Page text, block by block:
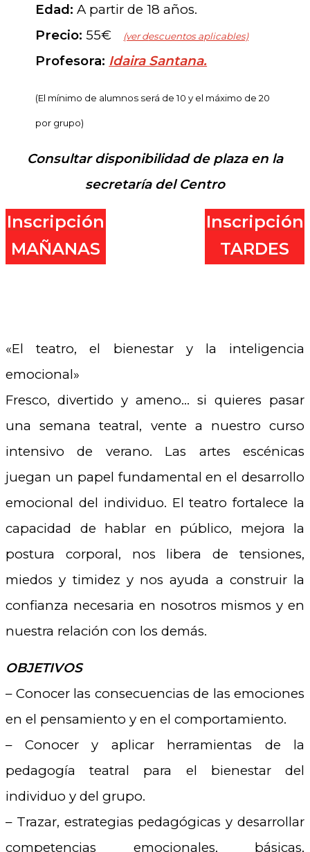
Edad: A partir de 18 años.
Precio: 55€ (ver descuentos aplicables)
Profesora: Idaira Santana.
(El mínimo de alumnos será de 10 y el máximo de 20
por grupo)
Consultar disponibilidad de plaza en la
secretaría del Centro
Inscripción
MAÑANAS
Inscripción
TARDES
«El teatro, el bienestar y la inteligencia
emocional»
Fresco, divertido y ameno… si quieres pasar
una semana teatral, vente a nuestro curso
intensivo de verano. Las artes escénicas
juegan un papel fundamental en el desarrollo
emocional del individuo. El teatro fortalece la
capacidad de hablar en público, mejora la
postura corporal, nos libera de tensiones,
miedos y timidez y nos ayuda a construir la
confianza necesaria en nosotros mismos y en
nuestra relación con los demás.
OBJETIVOS
– Conocer las consecuencias de las emociones
en el pensamiento y en el comportamiento.
– Conocer y aplicar herramientas de la
pedagogía teatral para el bienestar del
individuo y del grupo.
– Trazar, estrategias pedagógicas y desarrollar
competencias emocionales, básicas,